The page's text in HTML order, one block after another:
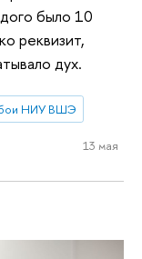
было 10
реквизит,
дух.
НИУ ВШЭ
13 мая